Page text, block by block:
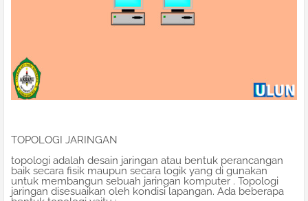
TOPOLOGI JARINGAN
topologi adalah desain jaringan atau bentuk perancangan
baik secara fisik maupun secara logik yang di gunakan
untuk membangun sebuah jaringan komputer . Topologi
jaringan disesuaikan oleh kondisi lapangan. Ada beberapa